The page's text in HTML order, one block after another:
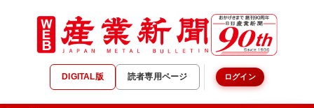
DIGITAL版 読者専用ページ ログイン